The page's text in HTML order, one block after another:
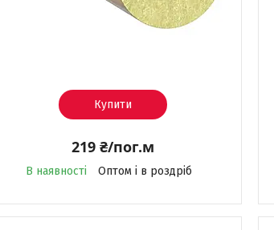
Купити
219 ₴/пог.м
В наявності Оптом і в роздріб